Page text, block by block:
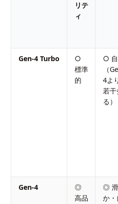
リテ
ィ
Gen-4 Turbo
○
標準
的
○
（
4よ
若干
る）
Gen-4
◎
高品
◎
か・